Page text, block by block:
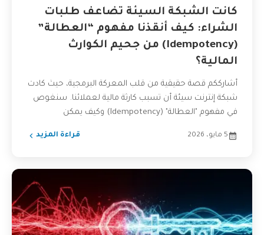
كانت الشبكة السيئة تضاعف طلبات
الشراء: كيف أنقذنا مفهوم “العطالة”
(Idempotency) من جحيم الكوارث
المالية؟
أشارككم قصة حقيقية من قلب المعركة البرمجية، حيث كادت
شبكة إنترنت سيئة أن تسبب كارثة مالية لعملائنا. سنغوص
في مفهوم "العطالة" (Idempotency) وكيف يمكن
5 مايو، 2026 قراءة المزيد